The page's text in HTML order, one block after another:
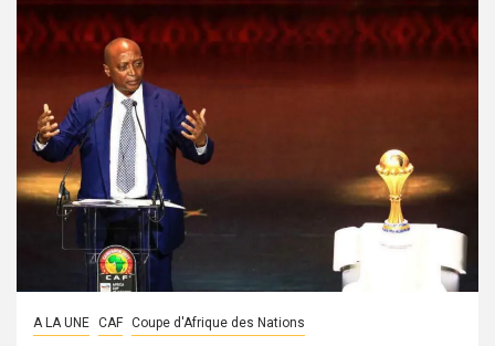
A LA UNE CAF Coupe d'Afrique des Nations